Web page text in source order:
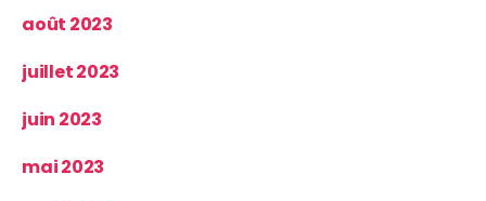
août 2023
juillet 2023
juin 2023
mai 2023